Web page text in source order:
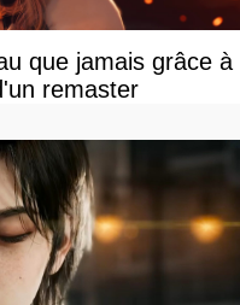
que jamais grâce à
remaster